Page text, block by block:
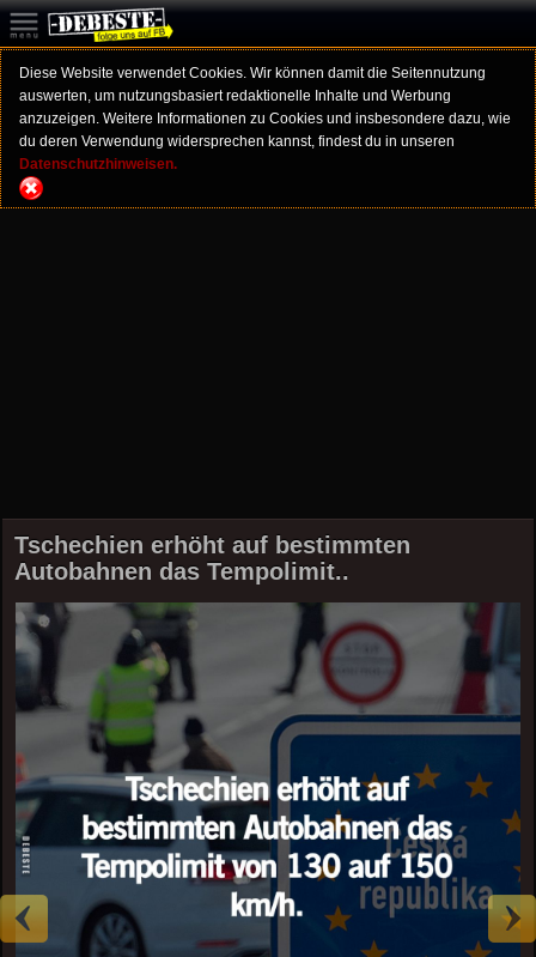
Diese Website verwendet Cookies. Wir können damit die Seitennutzung
auswerten, um nutzungsbasiert redaktionelle Inhalte und Werbung
anzuzeigen. Weitere Informationen zu Cookies und insbesondere dazu, wie
du deren Verwendung widersprechen kannst, findest du in unseren
Datenschutzhinweisen.
Tschechien erhöht auf bestimmten
Autobahnen das Tempolimit..